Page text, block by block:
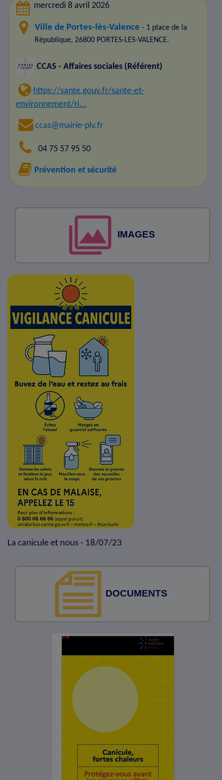
mercredi 8 avril 2026
Ville de Portes-lès-Valence- 1 place de la
République, 26800 PORTES-LES-VALENCE.
CCAS - Affaires sociales (Référent)
https://sante.gouv.fr/sante-et-
environnement/ri...
ccas@mairie-plv.fr
04 75 57 95 50
Prévention et sécurité
IMAGES
La canicule et nous - 18/07/23
DOCUMENTS